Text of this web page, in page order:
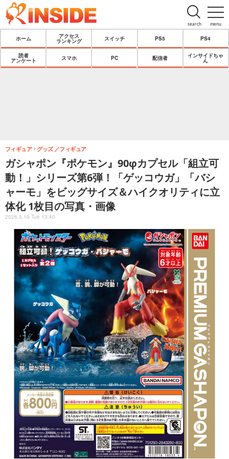
menu
search
ホーム
アクセス
ランキング
スイッチ PS5 PS4
読者
アンケート
スマホ PC 配信者
インサイドちゃ
ん
ガシャポン『ポケモン』90φカプセル「組立可
動！」シリーズ第6弾！「ゲッコウガ」「バシ
ャーモ」をビッグサイズ＆ハイクオリティに立
体化 1枚目の写真・画像
フィギュア・グッズ フィギュア
2026.5.19 Tue 13:40